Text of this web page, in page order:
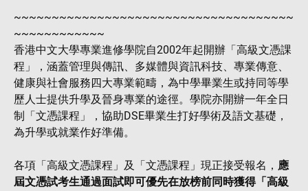
~~~~~~~~~~~~~~~~~~~~~~~~~~~~~~~~~~~~~
~~~~~~~~~~~~
香港中文大學專業進修學院自2002年起開辦「高級文憑課
程」，涵蓋管理與傳訊、多媒體與資訊科技、專業傳意、
健康與社會服務四大專業範疇，為中學畢業生或持同等學
歷人士提供升學及晉身專業的途徑。學院亦開辦一年全日
制「文憑課程」，協助DSE畢業生打好學術及語文基礎，
為升學或就業作好準備。
各項「高級文憑課程」及「文憑課程」現正接受報名， 應
屆文憑試考生通過面試即可優先在放榜前同時獲得「高級